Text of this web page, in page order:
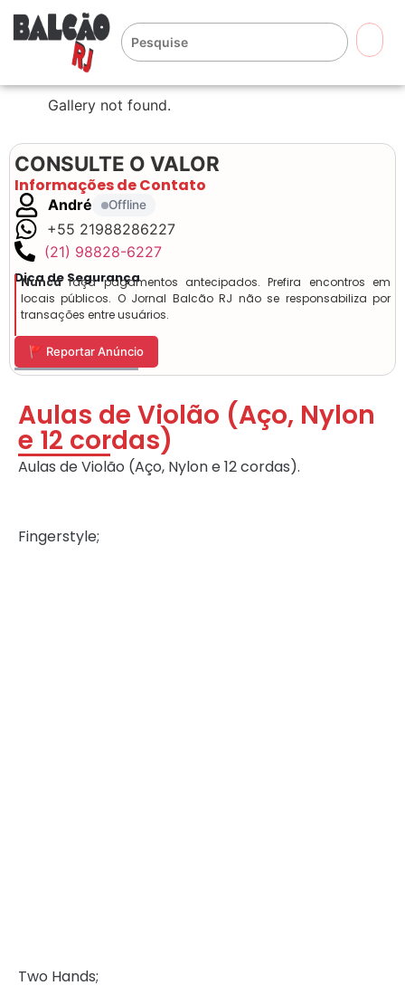
Gallery not found.
CONSULTE O VALOR
Informações de Contato
André Offline
+55 21988286227
(21) 98828-6227
Dica de Segurança
Nuncafaça pagamentos antecipados. Prefira encontros em
locais públicos. O Jornal Balcão RJ não se responsabiliza por
transações entre usuários.
🚩 Reportar Anúncio
Aulas de Violão (Aço, Nylon
e 12 cordas)
Aulas de Violão (Aço, Nylon e 12 cordas).
Fingerstyle;
Two Hands;